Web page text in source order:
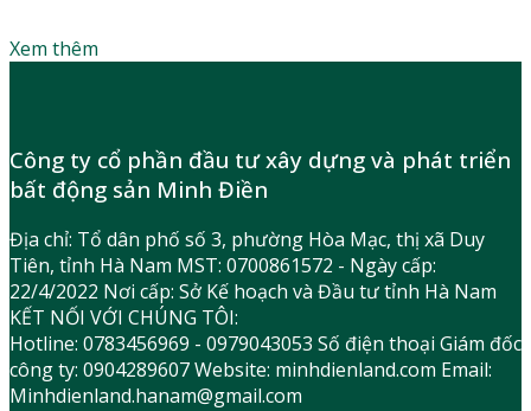
Xem thêm
Công ty cổ phần đầu tư xây dựng và phát triển
bất động sản Minh Điền
Địa chỉ: Tổ dân phố số 3, phường Hòa Mạc, thị xã Duy
Tiên, tỉnh Hà Nam MST: 0700861572 - Ngày cấp:
22/4/2022 Nơi cấp: Sở Kế hoạch và Đầu tư tỉnh Hà Nam
KẾT NỐI VỚI CHÚNG TÔI:
Hotline: 0783456969 - 0979043053 Số điện thoại Giám đốc
công ty: 0904289607 Website: minhdienland.com Email:
Minhdienland.hanam@gmail.com